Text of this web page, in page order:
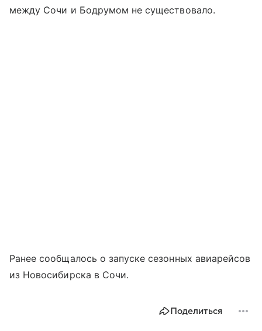
между Сочи и Бодрумом не существовало.
Ранее сообщалось о запуске сезонных авиарейсов
из Новосибирска в Сочи.
Поделиться